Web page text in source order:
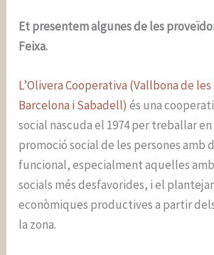
Et presentem algunes de les
Feixa.
L’Olivera Cooperativa (Vallbona de
Barcelona i Sabadell) és una
social nascuda el 1974 per treballar en
promoció social de les persones amb
funcional, especialment aquelles
socials més desfavorides, i el
econòmiques productives a partir
la zona.